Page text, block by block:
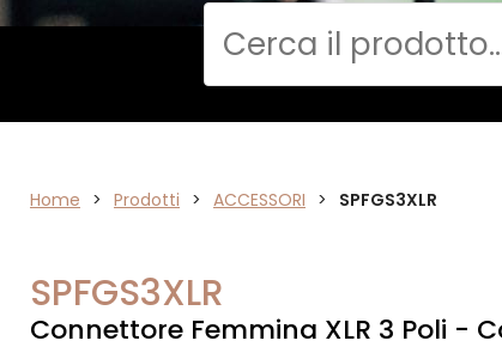
VIDEO
Cerca
Home > Prodotti > ACCESSORI > SPFGS3XLR
SPFGS3XLR
Connettore Femmina XLR 3 Poli -